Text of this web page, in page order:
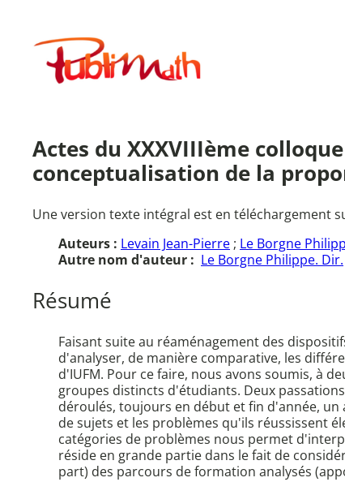
contenuPublimath
Actes du XXXVIIIème
conceptualisation de la
Une version texte intégral est en téléchargement
Auteurs : Levain Jean-Pierre ; Le Borgne
Autre nom d'auteur : Le Borgne Philippe. Dir.
Résumé
Faisant suite au réaménagement des
d'analyser, de manière comparative, les
d'IUFM. Pour ce faire, nous avons soumis, à
groupes distincts d'étudiants. Deux
déroulés, toujours en début et fin d'année,
de sujets et les problèmes qu'ils réussissent
catégories de problèmes nous permet
réside en grande partie dans le fait de
part) des parcours de formation analysés